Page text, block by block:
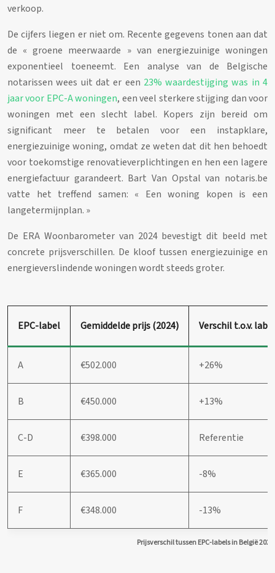
verkoop.
De cijfers liegen er niet om. Recente gegevens tonen aan dat
de « groene meerwaarde » van energiezuinige woningen
exponentieel toeneemt. Een analyse van de Belgische
notarissen wees uit dat er een 23% waardestijging was in 4
jaar voor EPC-A woningen, een veel sterkere stijging dan voor
woningen met een slecht label. Kopers zijn bereid om
significant meer te betalen voor een instapklare,
energiezuinige woning, omdat ze weten dat dit hen behoedt
voor toekomstige renovatieverplichtingen en hen een lagere
energiefactuur garandeert. Bart Van Opstal van notaris.be
vatte het treffend samen: « Een woning kopen is een
langetermijnplan. »
De ERA Woonbarometer van 2024 bevestigt dit beeld met
concrete prijsverschillen. De kloof tussen energiezuinige en
energieverslindende woningen wordt steeds groter.
Prijsverschil tussen EPC-labels in België 2024
EPC-label Gemiddelde prijs (2024) Verschil t.o.v.
A €502.000 +26%
B €450.000 +13%
C-D €398.000 Referentie
E €365.000 -8%
F €348.000 -13%